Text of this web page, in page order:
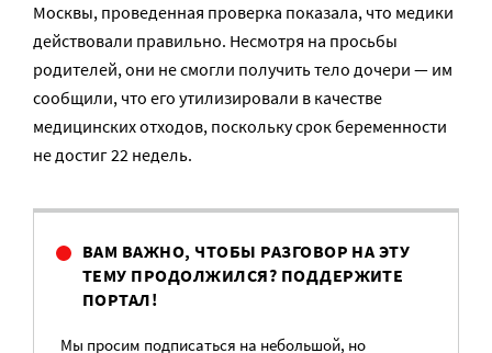
Москвы, проведенная проверка показала, что медики
действовали правильно. Несмотря на просьбы
родителей, они не смогли получить тело дочери — им
сообщили, что его утилизировали в качестве
медицинских отходов, поскольку срок беременности
не достиг 22 недель.
ВАМ ВАЖНО, ЧТОБЫ РАЗГОВОР НА ЭТУ
ТЕМУ ПРОДОЛЖИЛСЯ? ПОДДЕРЖИТЕ
ПОРТАЛ!
Мы просим подписаться на небольшой, но